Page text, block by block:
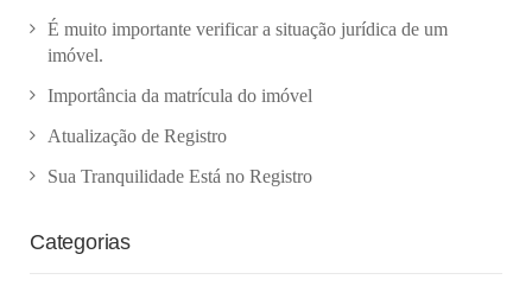
É muito importante verificar a situação jurídica de um
imóvel.
Importância da matrícula do imóvel
Atualização de Registro
Sua Tranquilidade Está no Registro
Categorias